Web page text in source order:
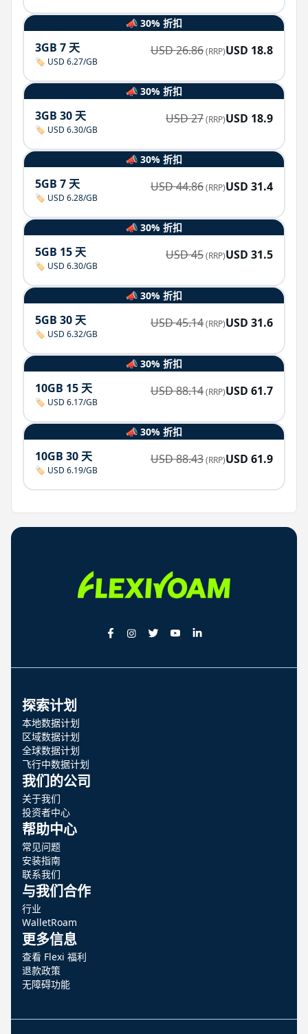
📣 30% 折扣
3GB 7 天
🏷️ USD 6.27/GB
USD26.86(RRP)USD 18.8
📣 30% 折扣
3GB 30 天
🏷️ USD 6.30/GB
USD27(RRP)USD 18.9
📣 30% 折扣
5GB 7 天
🏷️ USD 6.28/GB
USD44.86(RRP)USD 31.4
📣 30% 折扣
5GB 15 天
🏷️ USD 6.30/GB
USD45(RRP)USD 31.5
📣 30% 折扣
5GB 30 天
🏷️ USD 6.32/GB
USD45.14(RRP)USD 31.6
📣 30% 折扣
10GB 15 天
🏷️ USD 6.17/GB
USD88.14(RRP)USD 61.7
📣 30% 折扣
10GB 30 天
🏷️ USD 6.19/GB
USD88.43(RRP)USD 61.9
探索计划
本地数据计划
区域数据计划
全球数据计划
飞行中数据计划
我们的公司
关于我们
投资者中心
帮助中心
常见问题
安装指南
联系我们
与我们合作
行业
WalletRoam
更多信息
查看 Flexi 福利
退款政策
无障碍功能